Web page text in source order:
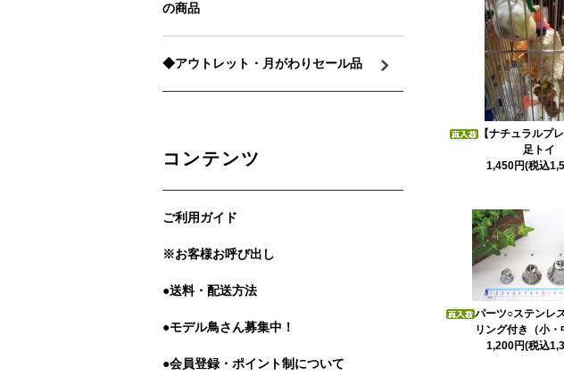
【ナチュラルプ
足トイ
1,450円(税込
パーツ○ステンレ
リング付き（小・
1,200円(税込
の商品
◆アウトレット・月がわりセール品
コンテンツ
ご利用ガイド
※お客様お呼び出し
●送料・配送方法
●モデル鳥さん募集中！
●会員登録・ポイント制について